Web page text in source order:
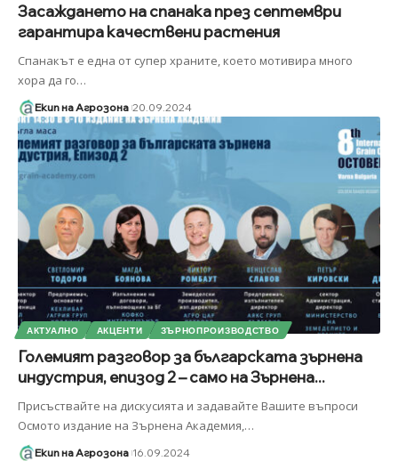
Засаждането на спанака през септември
гарантира качествени растения
Спанакът е една от супер храните, което мотивира много
хора да го…
Екип на Агрозона 20.09.2024
АКТУАЛНО АКЦЕНТИ ЗЪРНОПРОИЗВОДСТВО
Големият разговор за българската зърнена
индустрия, епизод 2 – само на Зърнена...
Присъствайте на дискусията и задавайте Вашите въпроси
Осмото издание на Зърнена Академия,…
Екип на Агрозона 16.09.2024